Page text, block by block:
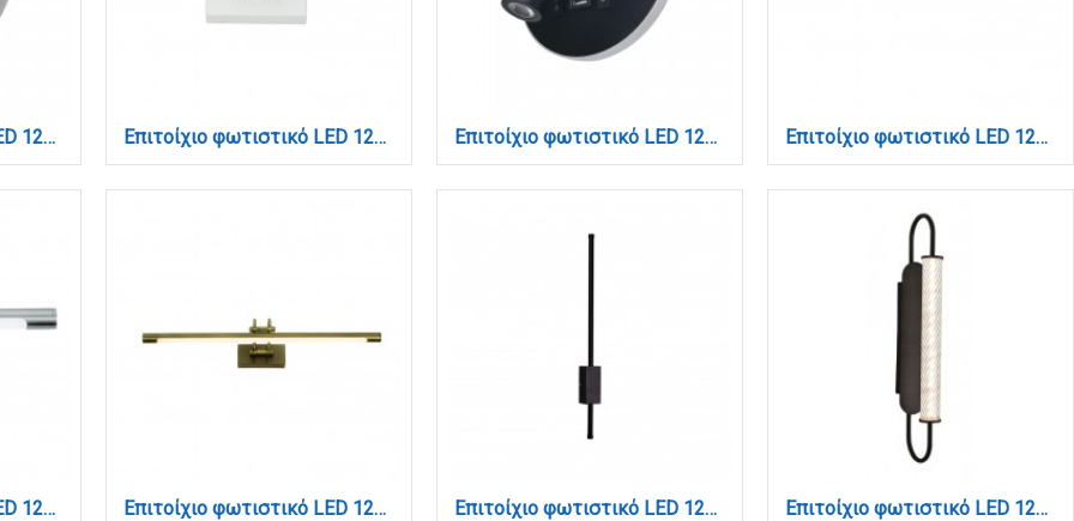
Επιτοίχιο φωτιστικό LED 12W 3000K από λευκό μέταλλο D:14cm (43418-WH) Επιτοίχιο φωτιστικό LED 12W 3000K από λευκό μέταλλο και ακρυλικό D:60cm (1044-Α-Λευκό) Επιτοίχιο φωτιστικό LED 12W 3000K από μαύρο μέταλλο D:14cm (43418-BL) Επιτοίχιο φωτιστικό LED 12W 3000K από μαύρο μέταλλο και ακρυλικό D:60cm (1044-Α-Μαύρο)
Επιτοίχιο φωτιστικό LED 12W 3000K από νίκελ ματ μέταλλο και ακρυλικό D: 60W (1044-Α-Νίκελ Ματ) Επιτοίχιο φωτιστικό LED 12W 3000K από οξυντέ μέταλλο και ακρυλικό D:60cm (1044-Α-Οξυντέ) Επιτοίχιο φωτιστικό LED 12W 3CCT από μαύρο μέταλλο (43045-BL) Επιτοίχιο φωτιστικό LED 12W 3CCT σε μαύρη απόχρωση απο μέταλλο και ακρυλικό D:12x50cm (43056-Black)